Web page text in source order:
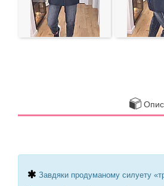
Опис
Завдяки продуманому силуету